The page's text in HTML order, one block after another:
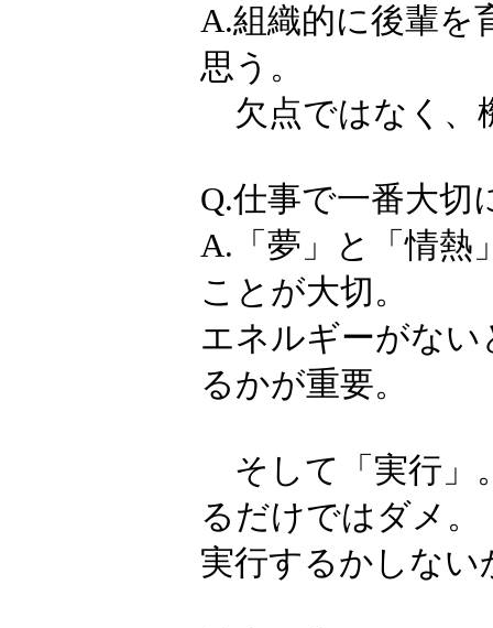
A.組織的に後輩を
思う。
欠点ではなく、
Q.仕事で一番大切
A.「夢」と「情熱
ことが大切。
エネルギーがな
るかが重要。
そして「実行」
るだけではダメ。
実行するかしない